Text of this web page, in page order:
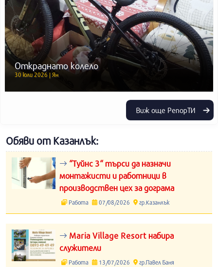
Откраднато колело
30 юли 2026 | Ян
Виж още РепорТИ
Обяви от Казанлък:
“Туйнс 3“ търси да назначи
монтажисти и работници в
производствен цех за дограма
Работа 07/08/2026 гр.Казанлък
Maria Village Resort набира
служители
Работа 13/07/2026 гр.Павел Баня